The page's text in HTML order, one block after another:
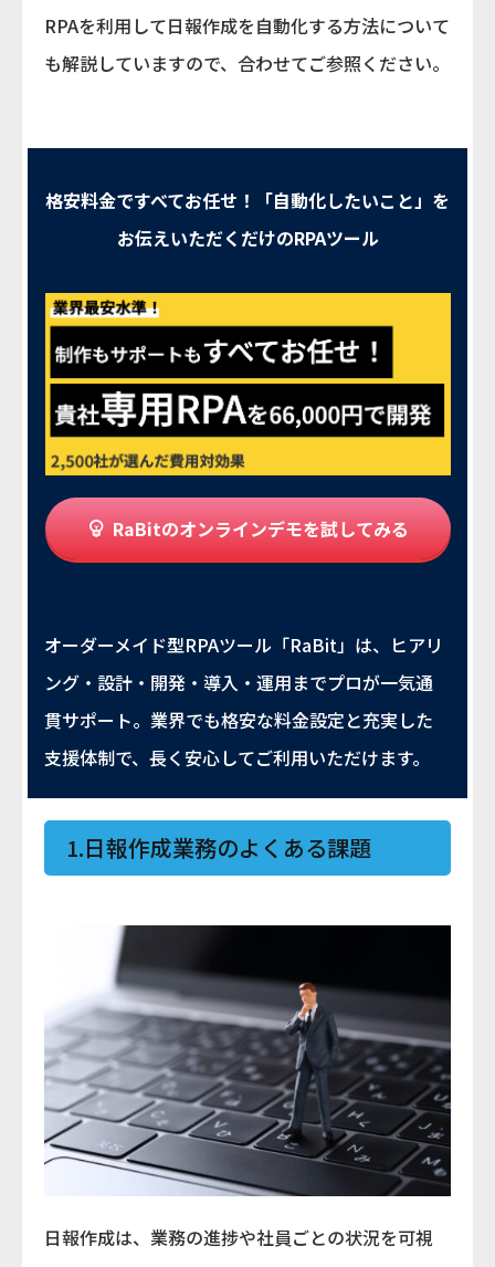
RPAを利用して日報作成を自動化する方法について
も解説していますので、合わせてご参照ください。
格安料金ですべてお任せ！「自動化したいこと」を
お伝えいただくだけのRPAツール
RaBitのオンラインデモを試してみる
オーダーメイド型RPAツール「RaBit」は、ヒアリ
ング・設計・開発・導入・運用までプロが一気通
貫サポート。業界でも格安な料金設定と充実した
支援体制で、長く安心してご利用いただけます。
1.日報作成業務のよくある課題
日報作成は、業務の進捗や社員ごとの状況を可視